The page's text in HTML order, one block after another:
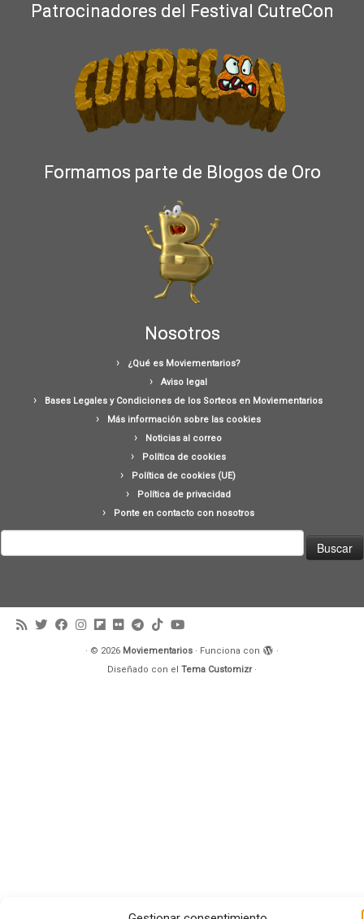
Patrocinadores del Festival CutreCon
Formamos parte de Blogos de Oro
Nosotros
¿Qué es Moviementarios?
Aviso legal
Bases Legales y Condiciones de los Sorteos en Moviementarios
Más información sobre las cookies
Noticias al correo
Política de cookies
Política de cookies (UE)
Política de privacidad
Ponte en contacto con nosotros
· © 2026 Moviementarios · Funciona con
·
Diseñado con el Tema Customizr·